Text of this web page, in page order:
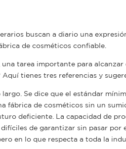
buscan a diario una
de cosméticos confiable.
tarea importante para alcanzar
tienes tres referencias y
Se dice que el estándar
fábrica de cosméticos sin un
deficiente. La capacidad de
de garantizar sin pasar por
en lo que respecta a toda la